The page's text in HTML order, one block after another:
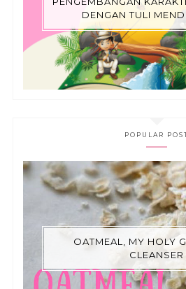
DENGAN TULI
POPULAR
OATMEAL, MY HOLY
CLEANSER